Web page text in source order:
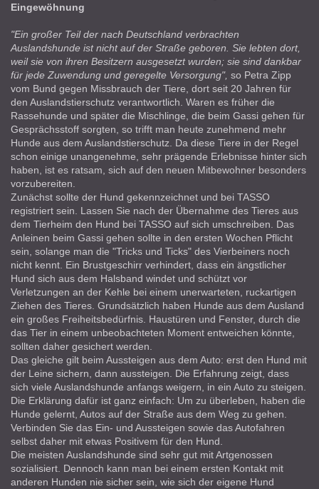
Eingewöhnung
"Ein großer Teil der nach Deutschland verbrachten
Auslandshunde ist nicht auf der Straße geboren. Sie lebten dort,
weil sie von ihren Besitzern ausgesetzt wurden; sie sind dankbar
für jede Zuwendung und geregelte Versorgung", so Petra Zipp
vom Bund gegen Missbrauch der Tiere, dort seit 20 Jahren für
den Auslandstierschutz verantwortlich. Waren es früher die
Rassehunde und später die Mischlinge, die beim Gassi gehen für
Gesprächsstoff sorgten, so trifft man heute zunehmend mehr
Hunde aus dem Auslandstierschutz. Da diese Tiere in der Regel
schon einige unangenehme, sehr prägende Erlebnisse hinter sich
haben, ist es ratsam, sich auf den neuen Mitbewohner besonders
vorzubereiten.
Zunächst sollte der Hund gekennzeichnet und bei TASSO
registriert sein. Lassen Sie nach der Übernahme des Tieres aus
dem Tierheim den Hund bei TASSO auf sich umschreiben. Das
Anleinen beim Gassi gehen sollte in den ersten Wochen Pflicht
sein, solange man die "Tricks und Ticks" des Vierbeiners noch
nicht kennt. Ein Brustgeschirr verhindert, dass ein ängstlicher
Hund sich aus dem Halsband windet und schützt vor
Verletzungen an der Kehle bei einem unerwarteten, ruckartigen
Ziehen des Tieres. Grundsätzlich haben Hunde aus dem Ausland
ein großes Freiheitsbedürfnis. Haustüren und Fenster, durch die
das Tier in einem unbeobachteten Moment entweichen könnte,
sollten daher gesichert werden.
Das gleiche gilt beim Aussteigen aus dem Auto: erst den Hund mit
der Leine sichern, dann aussteigen. Die Erfahrung zeigt, dass
sich viele Auslandshunde anfangs weigern, in ein Auto zu steigen.
Die Erklärung dafür ist ganz einfach: Um zu überleben, haben die
Hunde gelernt, Autos auf der Straße aus dem Weg zu gehen.
Verbinden Sie das Ein- und Aussteigen sowie das Autofahren
selbst daher mit etwas Positivem für den Hund.
Die meisten Auslandshunde sind sehr gut mit Artgenossen
sozialisiert. Dennoch kann man bei einem ersten Kontakt mit
anderen Hunden nie sicher sein, wie sich der eigene Hund